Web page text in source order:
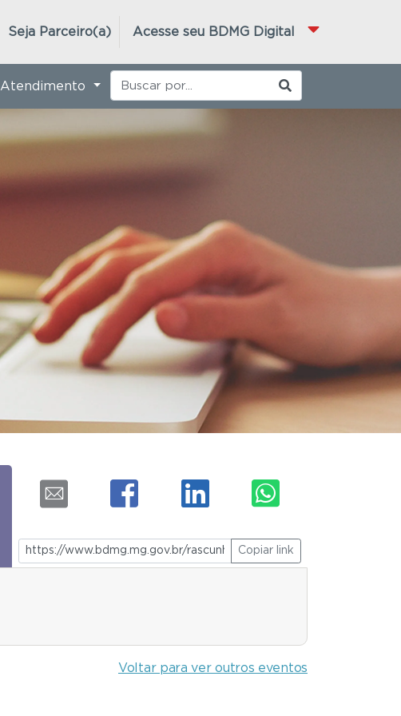
Acesse seu BDMG Digital
Seja Parceiro(a)
Atendimento
Copiar link
Voltar para ver outros eventos